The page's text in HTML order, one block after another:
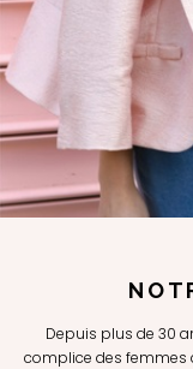
Depuis plus de 30
complice des femmes